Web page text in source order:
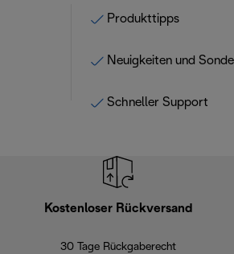
Produkttipps
Neuigkeiten und
Schneller Support
Kostenloser Rückversand
30 Tage Rückgaberecht